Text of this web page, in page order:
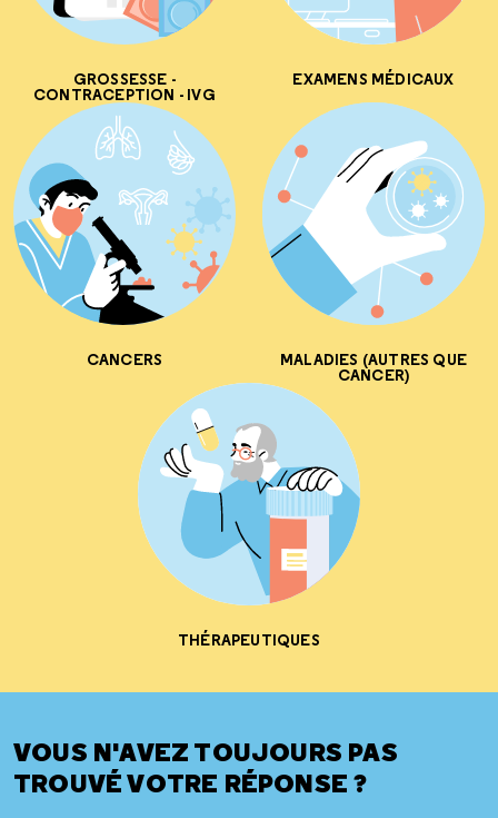
GROSSESSE -
CONTRACEPTION - IVG
EXAMENS MÉDICAUX
CANCERS MALADIES (AUTRES QUE
CANCER)
THÉRAPEUTIQUES
VOUS N'AVEZ TOUJOURS PAS
TROUVÉ VOTRE RÉPONSE ?